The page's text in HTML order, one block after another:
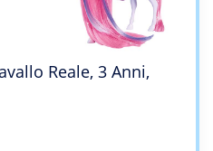
Reale, 3 Anni,